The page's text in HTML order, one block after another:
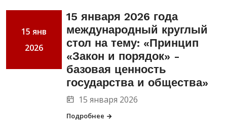
15 янв
2026
15 января 2026 года
международный круглый
стол на тему: «Принцип
«Закон и порядок» -
базовая ценность
государства и общества»
15 января 2026
Подробнее